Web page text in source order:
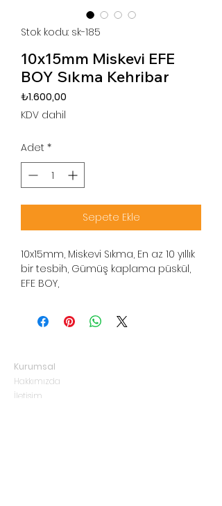
Stok kodu: sk-185
10x15mm Miskevi EFE
BOY Sıkma Kehribar
₺1.600,00
KDV dahil
Adet *
Sepete Ekle
10x15mm, Miskevi Sıkma, En az 10 yıllık
bir tesbih, Gümüş kaplama püskül,
EFE BOY,
Kurumsal
Hakkımızda
İletişim